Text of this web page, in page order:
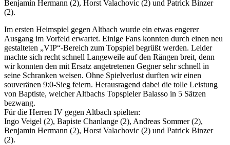
Benjamin Hermann (2), Horst Valachovic (2) und Patrick Binzer
(2).
Im ersten Heimspiel gegen Altbach wurde ein etwas engerer
Ausgang im Vorfeld erwartet. Einige Fans konnten durch einen neu
gestalteten „VIP“-Bereich zum Topspiel begrüßt werden. Leider
machte sich recht schnell Langeweile auf den Rängen breit, denn
wir konnten den mit Ersatz angetretenen Gegner sehr schnell in
seine Schranken weisen. Ohne Spielverlust durften wir einen
souveränen 9:0-Sieg feiern. Herausragend dabei die tolle Leistung
von Baptiste, welcher Altbachs Topspieler Balasso in 5 Sätzen
bezwang.
Für die Herren IV gegen Altbach spielten:
Ingo Veigel (2), Bapiste Chanlange (2), Andreas Sommer (2),
Benjamin Hermann (2), Horst Valachovic (2) und Patrick Binzer
(2).